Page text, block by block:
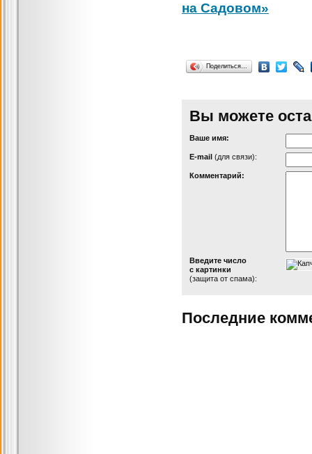
на Садовом»
Поделиться…
Вы можете
Ваше имя:
Е-mail (для связи):
Комментарий:
Введите число
с картинки
(защита от спама):
Последние